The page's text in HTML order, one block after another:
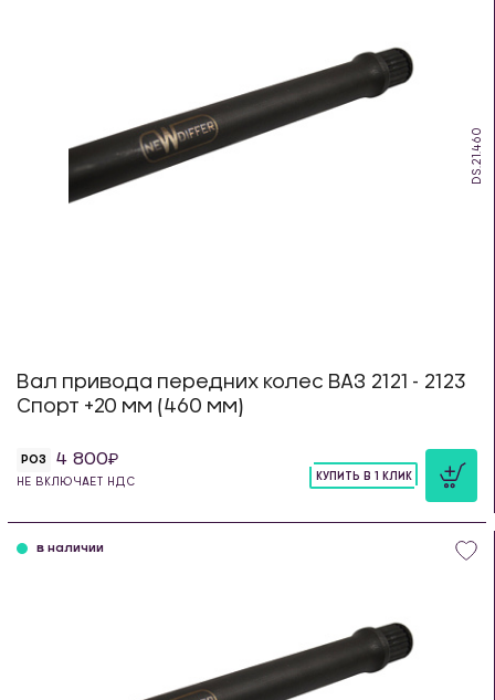
DS.21.460
Вал привода передних колес ВАЗ 2121 - 2123
Спорт +20 мм (460 мм)
РОЗ 4 800
НЕ ВКЛЮЧАЕТ НДС
КУПИТЬ В 1 КЛИК
в наличии